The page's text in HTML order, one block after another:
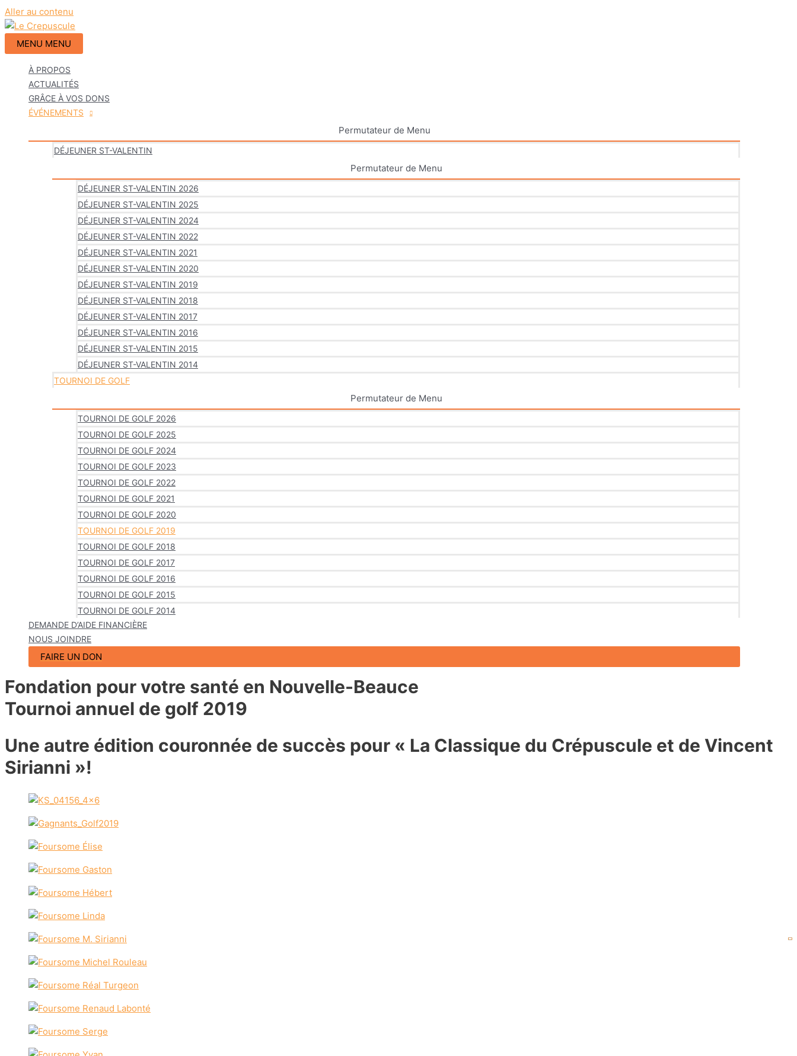
Aller au contenu
MENU MENU
À PROPOS
ACTUALITÉS
GRÂCE À VOS DONS
ÉVÉNEMENTS
Permutateur de Menu
DÉJEUNER ST-VALENTIN
Permutateur de Menu
DÉJEUNER ST-VALENTIN 2026
DÉJEUNER ST-VALENTIN 2025
DÉJEUNER ST-VALENTIN 2024
DÉJEUNER ST-VALENTIN 2022
DÉJEUNER ST-VALENTIN 2021
DÉJEUNER ST-VALENTIN 2020
DÉJEUNER ST-VALENTIN 2019
DÉJEUNER ST-VALENTIN 2018
DÉJEUNER ST-VALENTIN 2017
DÉJEUNER ST-VALENTIN 2016
DÉJEUNER ST-VALENTIN 2015
DÉJEUNER ST-VALENTIN 2014
TOURNOI DE GOLF
Permutateur de Menu
TOURNOI DE GOLF 2026
TOURNOI DE GOLF 2025
TOURNOI DE GOLF 2024
TOURNOI DE GOLF 2023
TOURNOI DE GOLF 2022
TOURNOI DE GOLF 2021
TOURNOI DE GOLF 2020
TOURNOI DE GOLF 2019
TOURNOI DE GOLF 2018
TOURNOI DE GOLF 2017
TOURNOI DE GOLF 2016
TOURNOI DE GOLF 2015
TOURNOI DE GOLF 2014
DEMANDE D’AIDE FINANCIÈRE
NOUS JOINDRE
FAIRE UN DON
Fondation pour votre santé en Nouvelle-Beauce
Tournoi annuel de golf 2019
Une autre édition couronnée de succès pour « La Classique du Crépuscule et de Vincent
Sirianni »!